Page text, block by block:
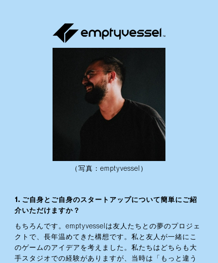
（写真：emptyvessel）
1. ご自身とご自身のスタートアップについて簡単にご紹
介いただけますか？
もちろんです。emptyvesselは友人たちとの夢のプロジェ
クトで、長年温めてきた構想です。私と友人が一緒にこ
のゲームのアイデアを考えました。私たちはどちらも大
手スタジオでの経験がありますが、当時は「もっと違う